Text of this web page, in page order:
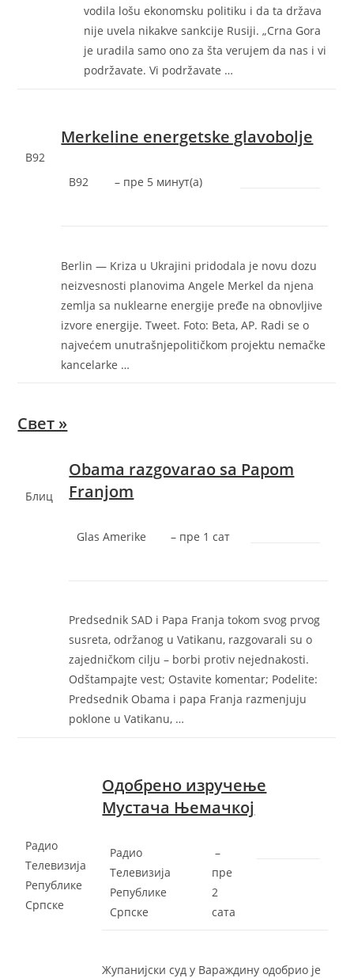
vodila lošu ekonomsku politiku i da ta država
nije uvela nikakve sankcije Rusiji. „Crna Gora
je uradila samo ono za šta verujem da nas i vi
podržavate. Vi podržavate …
B92
Merkeline energetske glavobolje
B92 – ‎пре 5 минут(а)‎
Berlin — Kriza u Ukrajini pridodala je novu dozu
neizvesnosti planovima Angele Merkel da njena
zemlja sa nuklearne energije pređe na obnovljive
izvore energije. Tweet. Foto: Beta, AP. Radi se o
najvećem unutrašnjepolitičkom projektu nemačke
kancelarke …
Свет »
Блиц
Obama razgovarao sa Papom
Franjom
Glas Amerike – ‎пре 1 сат‎
Predsednik SAD i Papa Franja tokom svog prvog
susreta, održanog u Vatikanu, razgovarali su o
zajedničkom cilju – borbi protiv nejednakosti.
Odštampajte vest; Ostavite komentar; Podelite:
Predsednik Obama i papa Franja razmenjuju
poklone u Vatikanu, …
Радио
Телевизија
Републике
Српске
Одобрено изручење
Мустача Њемачкој
Радио
Телевизија
Републике
Српске
–
‎пре
2
сата‎
Жупанијски суд у Вараждину одобрио је